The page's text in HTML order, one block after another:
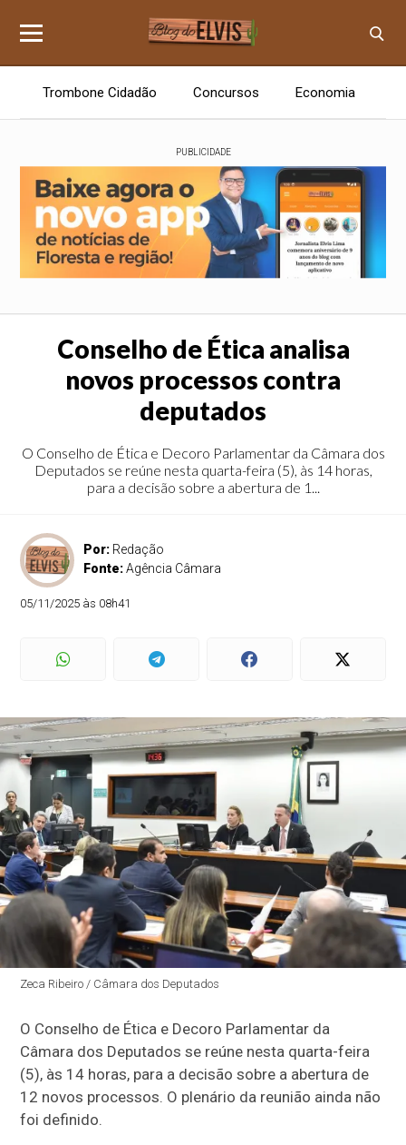
Trombone Cidadão Concursos Economia
PUBLICIDADE
Conselho de Ética analisa
novos processos contra
deputados
O Conselho de Ética e Decoro Parlamentar da Câmara dos
Deputados se reúne nesta quarta-feira (5), às 14 horas,
para a decisão sobre a abertura de 1...
Por: Redação
Fonte:Agência Câmara
05/11/2025 às 08h41
Zeca Ribeiro / Câmara dos Deputados
O Conselho de Ética e Decoro Parlamentar da
Câmara dos Deputados se reúne nesta quarta-feira
(5), às 14 horas, para a decisão sobre a abertura de
12 novos processos. O plenário da reunião ainda não
foi definido.